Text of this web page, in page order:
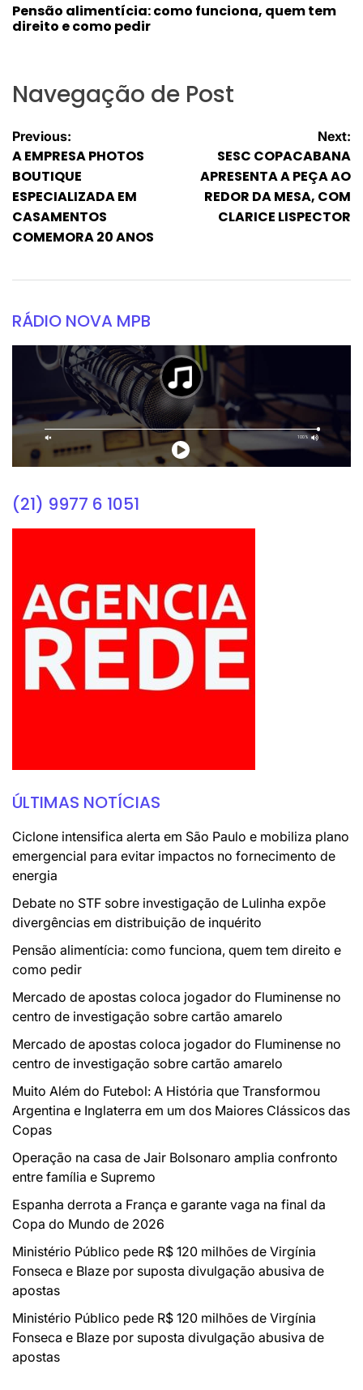
Pensão alimentícia: como funciona, quem tem
direito e como pedir
Navegação de Post
Previous:
A EMPRESA PHOTOS
BOUTIQUE
ESPECIALIZADA EM
CASAMENTOS
COMEMORA 20 ANOS
Next:
SESC COPACABANA
APRESENTA A PEÇA AO
REDOR DA MESA, COM
CLARICE LISPECTOR
RÁDIO NOVA MPB
(21) 9977 6 1051
ÚLTIMAS NOTÍCIAS
Ciclone intensifica alerta em São Paulo e mobiliza plano
emergencial para evitar impactos no fornecimento de
energia
Debate no STF sobre investigação de Lulinha expõe
divergências em distribuição de inquérito
Pensão alimentícia: como funciona, quem tem direito e
como pedir
Mercado de apostas coloca jogador do Fluminense no
centro de investigação sobre cartão amarelo
Mercado de apostas coloca jogador do Fluminense no
centro de investigação sobre cartão amarelo
Muito Além do Futebol: A História que Transformou
Argentina e Inglaterra em um dos Maiores Clássicos das
Copas
Operação na casa de Jair Bolsonaro amplia confronto
entre família e Supremo
Espanha derrota a França e garante vaga na final da
Copa do Mundo de 2026
Ministério Público pede R$ 120 milhões de Virgínia
Fonseca e Blaze por suposta divulgação abusiva de
apostas
Ministério Público pede R$ 120 milhões de Virgínia
Fonseca e Blaze por suposta divulgação abusiva de
apostas